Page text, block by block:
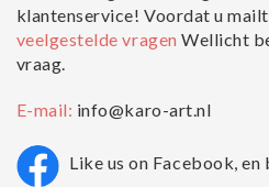
klantenservice! Voordat u
veelgestelde vragenWellicht
vraag.
E-mail: info@karo-art.nl
Like us on Facebook,